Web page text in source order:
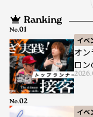
Ranking
イベ
オ
ロン
No.
イベ
No.